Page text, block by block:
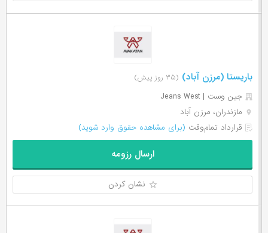
باریستا (مرزن آباد) (۳۵ روز پیش)
جین وست | Jeans West
مازندران، مرزن آباد
قرارداد تمام‌وقت (برای مشاهده حقوق وارد شوید)
ارسال رزومه
نشان کردن